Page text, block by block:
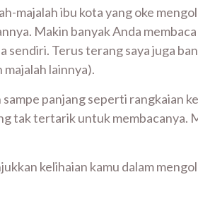
majalah ibu kota yang oke
Makin banyak Anda
sendiri. Terus terang saya juga
lainnya).
panjang seperti rangkaian
tak tertarik untuk membacanya.
kelihaian kamu dalam